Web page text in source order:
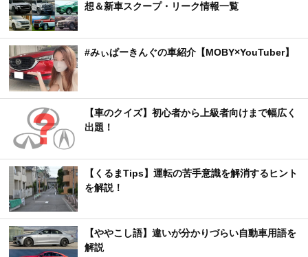
想＆新車スクープ・リーク情報一覧
#みぃぱーきんぐの車紹介【MOBY×YouTuber】
【車のクイズ】初心者から上級者向けまで幅広く
出題！
【くるまTips】運転の苦手意識を解消するヒント
を解説！
【ややこし語】違いが分かりづらい自動車用語を
解説